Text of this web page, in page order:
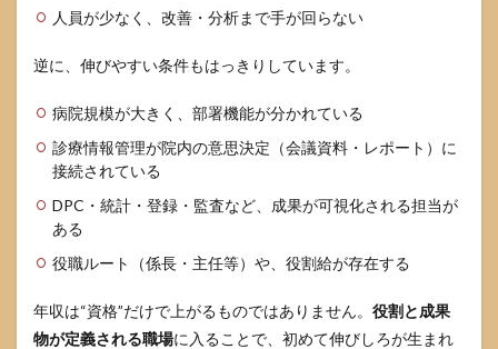
「注
意
を把
る
3.4
見学
観察
ポイ
で“文
見抜
く
人員が少なく、改善・分析まで手が回らない
逆に、伸びやすい条件もはっきりしています。
病院規模が大きく、部署機能が分かれている
診療情報管理が院内の意思決定（会議資料・レポート）に
接続されている
DPC・統計・登録・監査など、成果が可視化される担当が
ある
役職ルート（係長・主任等）や、役割給が存在する
年収は“資格”だけで上がるものではありません。 役割と成果
物が定義される職場に入ることで、初めて伸びしろが生まれ